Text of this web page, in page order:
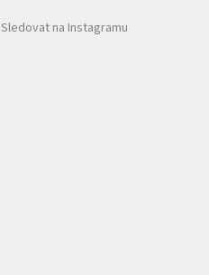
Sledovat na Instagramu